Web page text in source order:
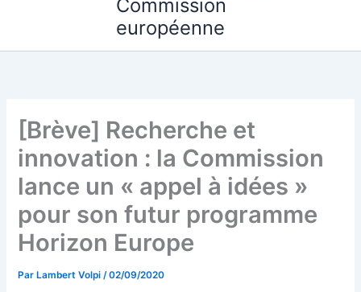
Commission
européenne
[Brève] Recherche et
innovation : la Commission
lance un « appel à idées »
pour son futur programme
Horizon Europe
Par Lambert Volpi/02/09/2020